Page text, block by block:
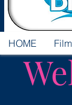
HOME